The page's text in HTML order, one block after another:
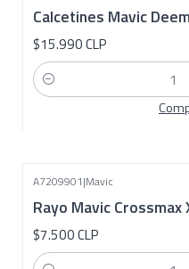
Calcetines Mavic
$15.990 CLP
Cantidad
A7209901|Mavic
Rayo Mavic
$7.500 CLP